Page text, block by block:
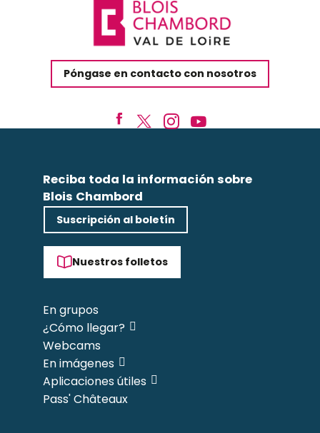
Póngase en contacto con nosotros
Reciba toda la información sobre
Blois Chambord
Suscripción al boletín
Nuestros folletos
En grupos
¿Cómo llegar?
Webcams
En imágenes
Aplicaciones útiles
Pass' Châteaux